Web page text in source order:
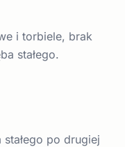
i torbiele, brak
stałego.
po drugiej